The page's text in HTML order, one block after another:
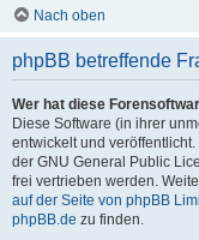
Nach oben
phpBB betreffende
Wer hat diese
Diese Software (in ihrer
entwickelt und
der GNU General Public
frei vertrieben werden.
auf der Seite von phpBB
phpBB.de zu finden.